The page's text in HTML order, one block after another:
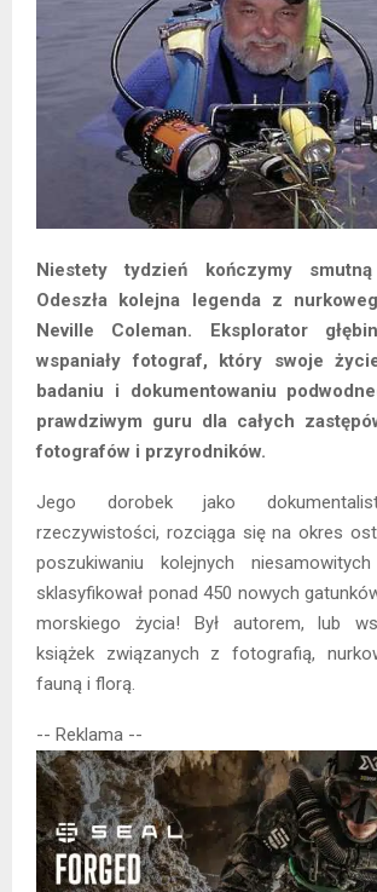
Niestety tydzień kończymy smutną
Odeszła kolejna legenda z
Neville Coleman. Eksplorator
wspaniały fotograf, który swoje
badaniu i dokumentowaniu
prawdziwym guru dla całych
fotografów i przyrodników.
Jego dorobek jako
rzeczywistości, rozciąga się na okres
poszukiwaniu kolejnych
sklasyfikował ponad 450 nowych
morskiego życia! Był autorem, lub
książek związanych z fotografią,
fauną i florą.
-- Reklama --